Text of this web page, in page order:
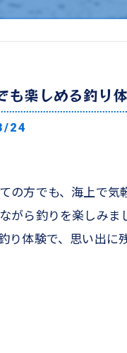
も楽しめる釣り
24
の方でも、海上で気
がら釣りを楽しみ
り体験で、思い出に